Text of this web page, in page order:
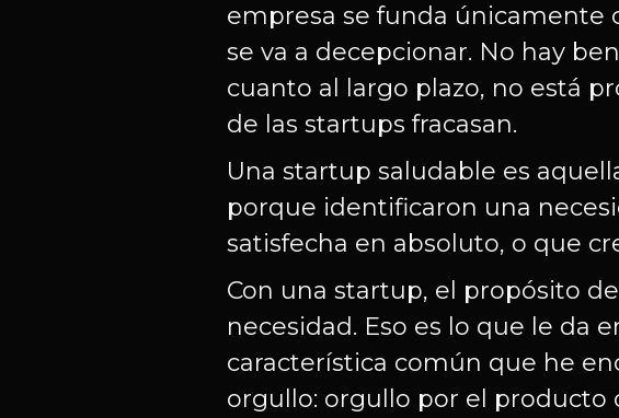
empresa se funda únicamente
se va a decepcionar. No hay
cuanto al largo plazo, no está
de las startups fracasan.
Una startup saludable es
porque identificaron una
satisfecha en absoluto, o que
Con una startup, el propósito
necesidad. Eso es lo que le da
característica común que he
orgullo: orgullo por el producto